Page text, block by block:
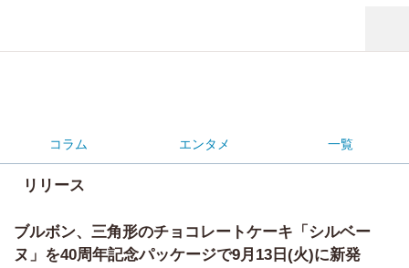
コラム エンタメ 一覧
リリース
ブルボン、三角形のチョコレートケーキ「シルベー
ヌ」を40周年記念パッケージで9月13日(火)に新発